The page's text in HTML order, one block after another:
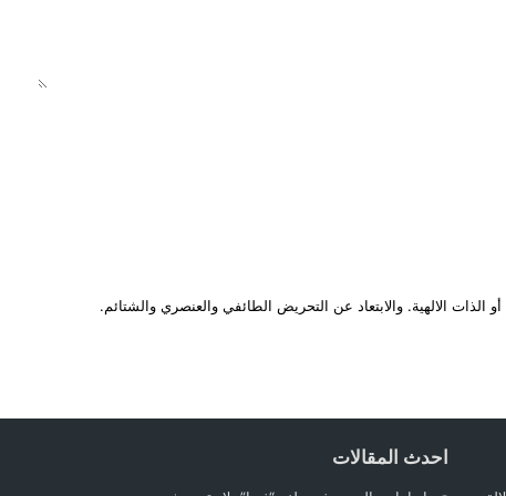
الالهية. والابتعاد عن التحريض الطائفي والعنصري والشتائم.
احدث المقالات